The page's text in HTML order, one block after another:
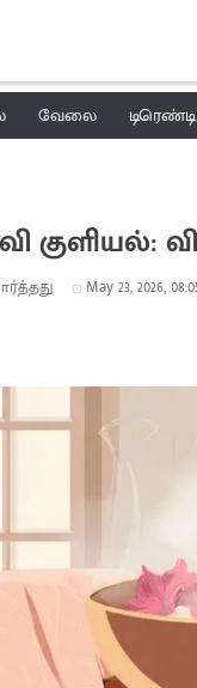
வேலை
May 23, 2026,